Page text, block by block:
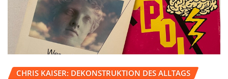
CHRIS KAISER: DEKONSTRUKTION DES ALLTAGS